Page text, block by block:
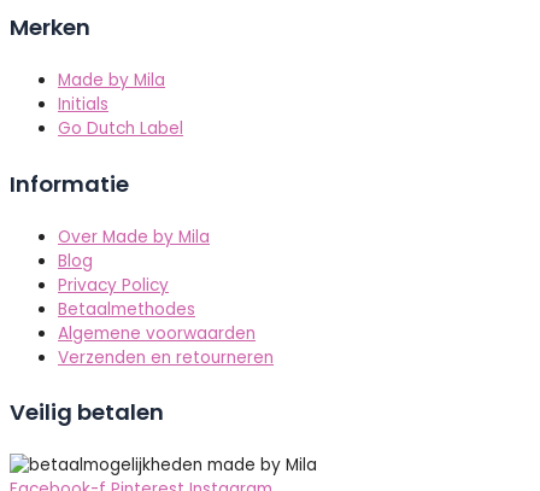
Merken
Made by Mila
Initials
Go Dutch Label
Informatie
Over Made by Mila
Blog
Privacy Policy
Betaalmethodes
Algemene voorwaarden
Verzenden en retourneren
Veilig betalen